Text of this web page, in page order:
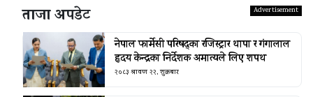
ताजा अपडेट
नेपाल फार्मेसी परिषद्का रजिस्ट्रार थापा र गंगालाल
हृदय केन्द्रका निर्देशक अमात्यले लिए शपथ
२०८३ श्रावण २२, शुक्रबार